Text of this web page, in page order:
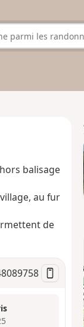
balisage
au fur
de